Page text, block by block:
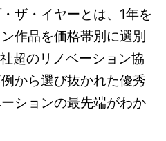
ザ・イヤーとは、1年を
作品を価格帯別に選別
超のリノベーション協
から選び抜かれた優秀
ションの最先端がわか